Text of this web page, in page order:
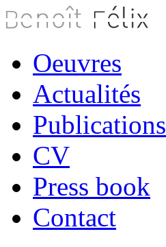
Oeuvres
Actualités
Publications
CV
Press book
Contact